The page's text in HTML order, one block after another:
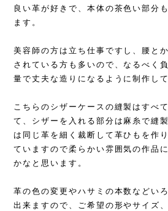
良い革が好きで、本体の茶色い部分
ます。
美容師の方は立ち仕事ですし、腰と
されている方も多いので、なるべく
量で丈夫な造りになるように制作して
こちらのシザーケースの縫製はすべ
て、シザーを入れる部分は麻糸で縫
は同じ革を細く裁断して革ひもを作
ていますので柔らかい雰囲気の作品
かなと思います。
革の色の変更やハサミの本数などい
出来ますので、ご希望の形やサイズ